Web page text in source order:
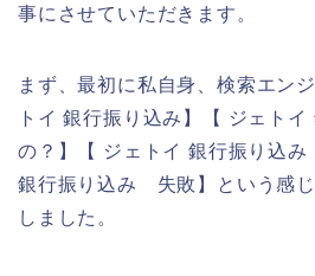
事にさせていただきます。
まず、最初に私自身、検索エン
トイ 銀行振り込み】【 ジェト
の？】【 ジェトイ 銀行振り込み
銀行振り込み 失敗】という感
しました。